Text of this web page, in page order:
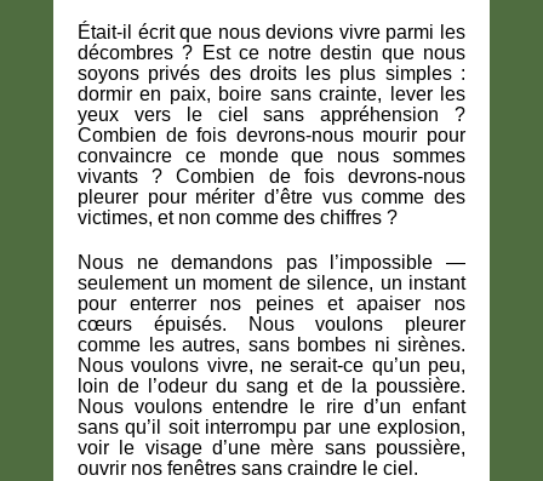
Était-il écrit que nous devions vivre parmi les
décombres ? Est ce notre destin que nous
soyons privés des droits les plus simples :
dormir en paix, boire sans crainte, lever les
yeux vers le ciel sans appréhension ?
Combien de fois devrons-nous mourir pour
convaincre ce monde que nous sommes
vivants ? Combien de fois devrons-nous
pleurer pour mériter d’être vus comme des
victimes, et non comme des chiffres ?
Nous ne demandons pas l’impossible —
seulement un moment de silence, un instant
pour enterrer nos peines et apaiser nos
cœurs épuisés. Nous voulons pleurer
comme les autres, sans bombes ni sirènes.
Nous voulons vivre, ne serait-ce qu’un peu,
loin de l’odeur du sang et de la poussière.
Nous voulons entendre le rire d’un enfant
sans qu’il soit interrompu par une explosion,
voir le visage d’une mère sans poussière,
ouvrir nos fenêtres sans craindre le ciel.